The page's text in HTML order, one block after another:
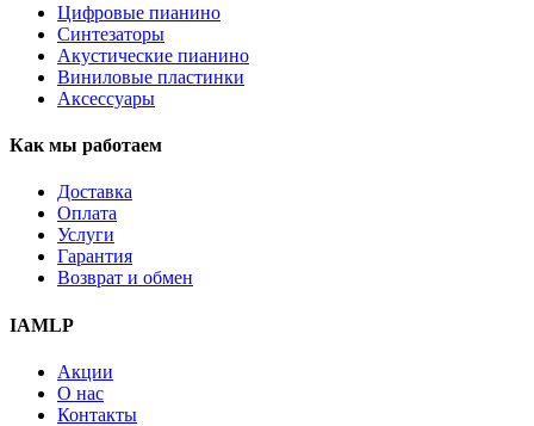
Цифровые пианино
Синтезаторы
Акустические пианино
Виниловые пластинки
Аксессуары
Как мы работаем
Доставка
Оплата
Услуги
Гарантия
Возврат и обмен
IAMLP
Акции
О нас
Контакты